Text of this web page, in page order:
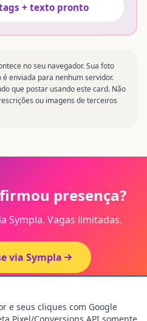
+ texto pronto
no seu navegador. Sua foto
enviada para nenhum servidor.
que postar usando este card. Não
ou imagens de terceiros
presença?
Sympla. Vagas limitadas.
via Sympla
e seus cliques com Google